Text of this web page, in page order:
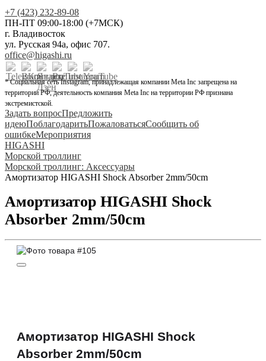
+7 (423) 232-89-08
ПН-ПТ 09:00-18:00 (+7МСК)
г. Владивосток
ул. Русская 94а, офис 707.
office@higashi.ru
* Социальная сеть Instagram, принадлежащая компании Meta Inc запрещена на
территории РФ, деятельность компания Meta Inc на территории РФ признана
экстремистской.
Задать вопросПредложить
идеюПоблагодаритьПожаловатьсяСообщить об
ошибкеМероприятия
HIGASHI
Морской троллинг
Морской троллинг: Аксессуары
Амортизатор HIGASHI Shock Absorber 2mm/50cm
Амортизатор HIGASHI Shock
Absorber 2mm/50cm
Амортизатор HIGASHI Shock
Absorber 2mm/50cm